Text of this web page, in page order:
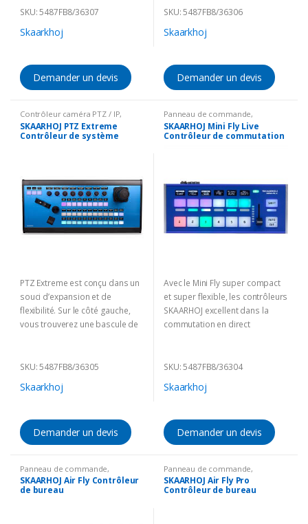
SKU: 5487FB8/36307
Skaarkhoj
Demander un devis
SKU: 5487FB8/36306
Skaarkhoj
Demander un devis
Contrôleur caméra PTZ / IP,
Solutions Broadcast
SKAARHOJ PTZ Extreme
Contrôleur de système
PTZ Extreme est conçu dans un
souci d’expansion et de
flexibilité. Sur le côté gauche,
vous trouverez une bascule de
SKU: 5487FB8/36305
Skaarkhoj
Demander un devis
Panneau de commande,
Solutions Broadcast
SKAARHOJ Mini Fly Live
Contrôleur de commutation
Avec le Mini Fly super compact
et super flexible, les contrôleurs
SKAARHOJ excellent dans la
commutation en direct
SKU: 5487FB8/36304
Skaarkhoj
Demander un devis
Panneau de commande,
Solutions Broadcast
SKAARHOJ Air Fly Contrôleur
de bureau
Panneau de commande,
Solutions Broadcast
SKAARHOJ Air Fly Pro
Contrôleur de bureau